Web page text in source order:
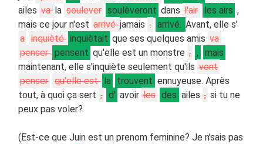
ailes va la soulever soulèveront dans l'air les airs ,
mais ce jour n'est arrivéjamais . arrivé. Avant, elle s'
a inquièté inquiètait que ses quelques amis va
penser pensent qu'elle est un monstre ; ,
mais
maintenant, elle s'inquiète seulement qu'ils vont
penser qu'elle est la trouvent ennuyeuse. Après
tout, à quoi ça sert , d' avoir les des ailes , si tu ne
peux pas voler?
(Est-ce que Juin est un prenom feminine? Je n'sais pas